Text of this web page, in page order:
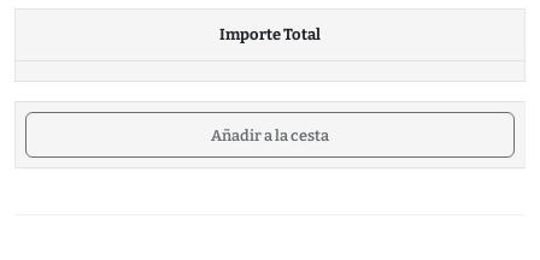
Importe Total
Añadir a la cesta